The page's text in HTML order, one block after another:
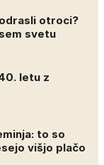
otroci?
svetu
letu z
to so
višjo plačo